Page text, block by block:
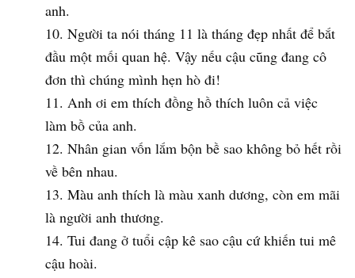
anh.
Người ta nói tháng 11 là tháng đẹp nhất để bắt
đầu một mối quan hệ. Vậy nếu cậu cũng đang cô
đơn thì chúng mình hẹn hò đi!
Anh ơi em thích đồng hồ thích luôn cả việc
làm bồ của anh.
Nhân gian vốn lắm bộn bề sao không bỏ hết rồi
về bên nhau.
Màu anh thích là màu xanh dương, còn em mãi
là người anh thương.
Tui đang ở tuổi cập kê sao cậu cứ khiến tui mê
cậu hoài.